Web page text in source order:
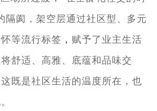
隔阂，架空层通过社区型、多元
等流行标签 ， 赋予了业主生活
舒适、高雅、底蕴和品味交
既是社区生活的温度所在，也